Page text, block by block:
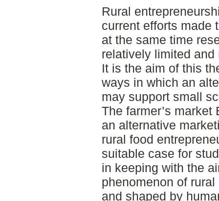
Rural
current efforts made
at the same time
relatively limited
It is the aim of this
ways in which an
may support small
The farmer’s
an alternative
rural food
suitable case for
in keeping with the
phenomenon of
and shaped by